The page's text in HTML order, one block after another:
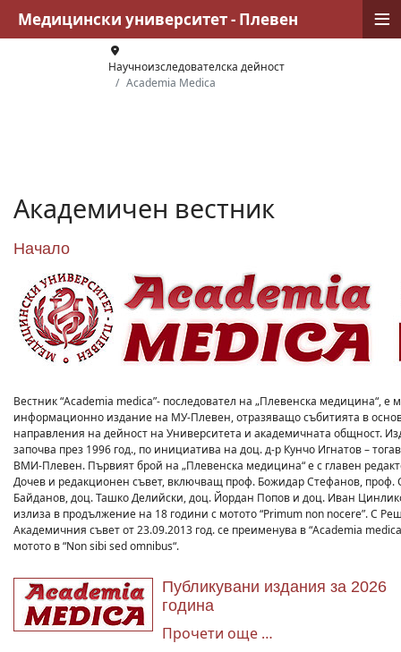
Научноизследователска дейност
Academia Medica
Академичен вестник
Начало
Вестник “Academia medica”- последовател на „Плевенска медицина“, е
информационно издание на МУ-Плевен, отразяващо събитията в
направления на дейност на Университета и академичната общност.
започва през 1996 год., по инициатива на доц. д-р Кунчо Игнатов –
ВМИ-Плевен. Първият брой на „Плевенска медицина“ е с главен
Дочев и редакционен съвет, включващ проф. Божидар Стефанов, проф.
Байданов, доц. Ташко Делийски, доц. Йордан Попов и доц. Иван
излиза в продължение на 18 години с мотото “Primum non nocere”. С
Академичния съвет от 23.09.2013 год. се преименува в “Academia
мотото в “Non sibi sed omnibus“.
Публикувани издания за 2026
година
Прочети още …
Медицински университет - Плевен ≡